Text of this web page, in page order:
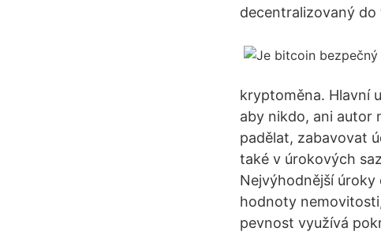
decentralizovaný do
kryptoměna. Hlavní
aby nikdo, ani autor
padělat, zabavovat
také v úrokových
Nejvýhodnější úroky
hodnoty
pevnost využívá